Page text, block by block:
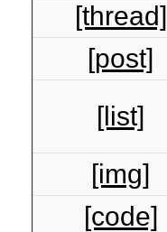
[thread]
[post]
[list]
[img]
[code]